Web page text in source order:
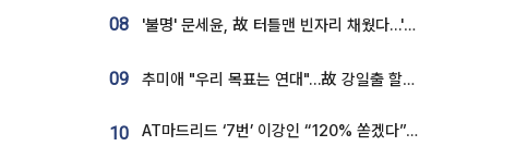
08 '불명' 문세윤, 故 터틀맨 빈자리 채웠다…'거북이' 눈물의 최종 우승
09 추미애 "우리 목표는 연대"…故 강일출 할머니 흉상 제막
10 AT마드리드 ‘7번’ 이강인 “120% 쏟겠다”⋯시메오네 감독 “필요한 선수”